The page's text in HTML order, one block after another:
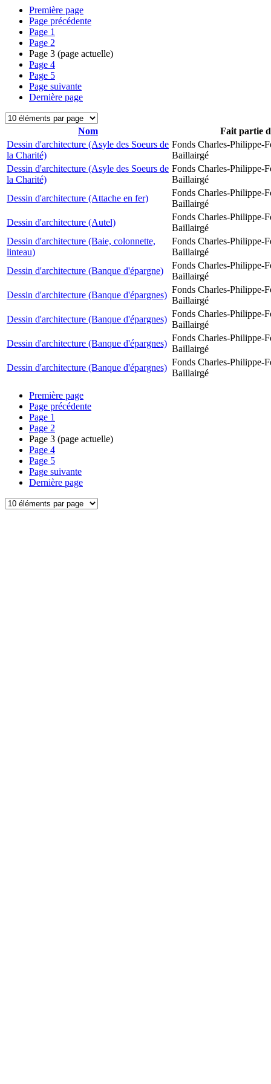
Première page
Page précédente
Page 1
Page 2
Page 3 (page actuelle)
Page 4
Page 5
Page suivante
Dernière page
Nom
Fait partie
Dessin d'architecture (Asyle des Soeurs de
la Charité)
Fonds Charles-Philippe-
Baillairgé
Dessin d'architecture (Asyle des Soeurs de
la Charité)
Fonds Charles-Philippe-
Baillairgé
Dessin d'architecture (Attache en fer)
Fonds Charles-Philippe-
Baillairgé
Dessin d'architecture (Autel)
Fonds Charles-Philippe-
Baillairgé
Dessin d'architecture (Baie, colonnette,
linteau)
Fonds Charles-Philippe-
Baillairgé
Dessin d'architecture (Banque d'épargne)
Fonds Charles-Philippe-
Baillairgé
Dessin d'architecture (Banque d'épargnes)
Fonds Charles-Philippe-
Baillairgé
Dessin d'architecture (Banque d'épargnes)
Fonds Charles-Philippe-
Baillairgé
Dessin d'architecture (Banque d'épargnes)
Fonds Charles-Philippe-
Baillairgé
Dessin d'architecture (Banque d'épargnes)
Fonds Charles-Philippe-
Baillairgé
Première page
Page précédente
Page 1
Page 2
Page 3 (page actuelle)
Page 4
Page 5
Page suivante
Dernière page